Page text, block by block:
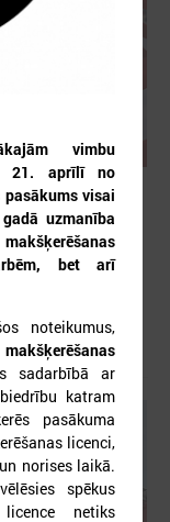
– 36”
vimbu
21. aprīlī no
visai
uzmanība
bet arī
noteikumus,
sadarbībā ar
katram
pasākuma
licenci,
norises laikā.
spēkus
netiks